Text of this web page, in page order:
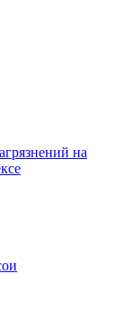
на